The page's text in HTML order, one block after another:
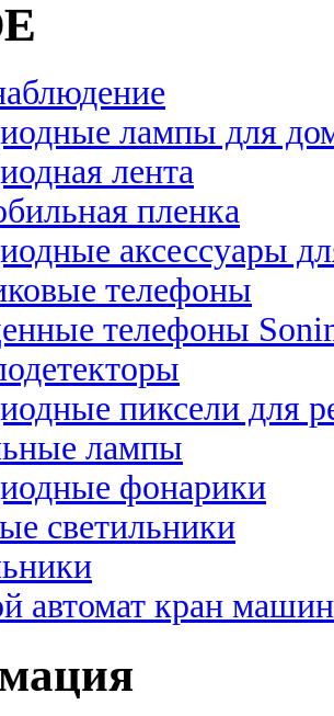
лампы для
лента
пленка
аксессуары
телефоны
телефоны
пиксели для
лампы
фонарики
светильники
автомат кран